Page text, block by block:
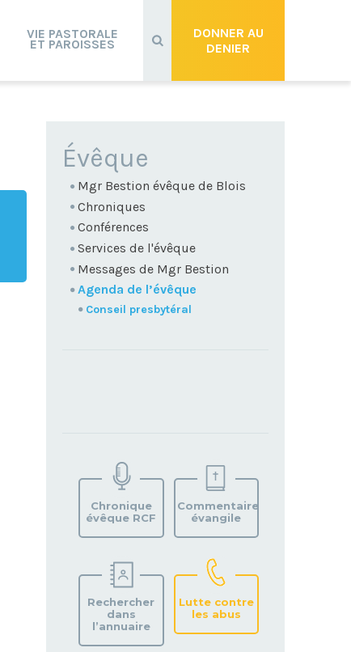
DONNER AU
DENIER
VIE PASTORALE
ET PAROISSES
NAVIGATION
Évêque
Mgr Bestion évêque de Blois
Chroniques
Conférences
Services de l'évêque
Messages de Mgr Bestion
Agenda de l’évêque
Conseil presbytéral
VOTRE
PAROISSE
Chronique
évêque RCF
Commentaire
évangile
Rechercher
dans
l’annuaire
Lutte contre
les abus